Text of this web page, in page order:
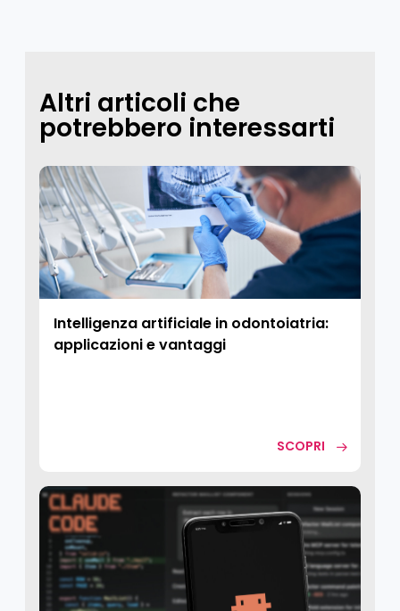
Altri articoli che
potrebbero interessarti
Intelligenza artificiale in odontoiatria:
applicazioni e vantaggi
SCOPRI